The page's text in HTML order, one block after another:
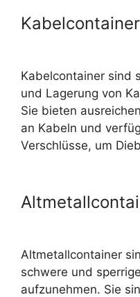
Kabelcontainer
Kabelcontainer sind
und Lagerung von
Sie bieten
an Kabeln und
Verschlüsse, um
Altmetallcontainer
schwere und
aufzunehmen. Sie